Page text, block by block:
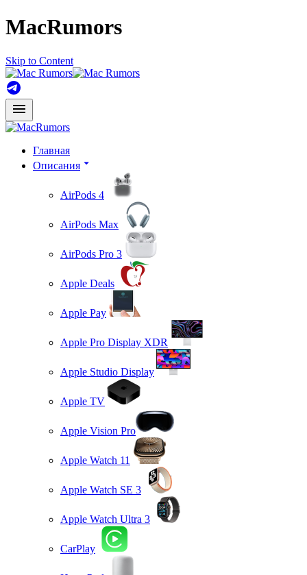
MacRumors
Skip to Content
Главная
Описания
AirPods 4
AirPods Max
AirPods Pro 3
Apple Deals
Apple Pay
Apple Pro Display XDR
Apple Studio Display
Apple TV
Apple Vision Pro
Apple Watch 11
Apple Watch SE 3
Apple Watch Ultra 3
CarPlay